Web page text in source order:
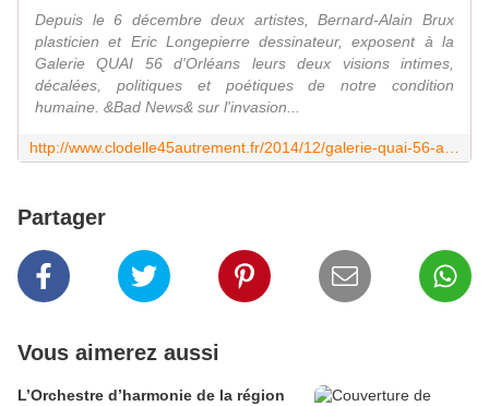
Depuis le 6 décembre deux artistes, Bernard-Alain Brux
plasticien et Eric Longepierre dessinateur, exposent à la
Galerie QUAI 56 d'Orléans leurs deux visions intimes,
décalées, politiques et poétiques de notre condition
humaine. &Bad News& sur l'invasion...
Partager
Vous aimerez aussi
L’Orchestre d’harmonie de la région